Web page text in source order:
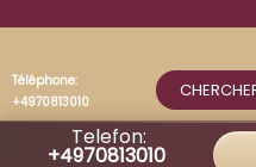
Telefon:
+4970813010
Téléphone:
+4970813010